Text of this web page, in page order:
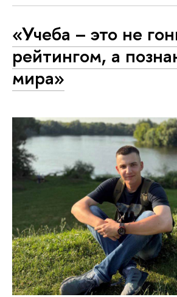
«Учеба – это не
рейтингом, а
мира»